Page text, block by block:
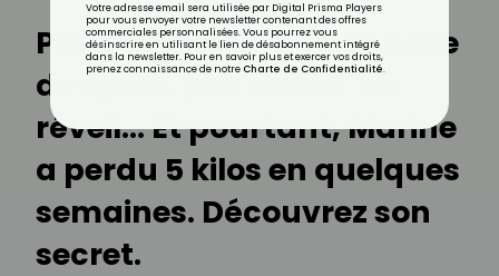
Pas de footing, pas de salle
de sport, pas de HIIT au
réveil… Et pourtant, Marine
a perdu 5 kilos en quelques
semaines. Découvrez son
secret.
Votre adresse email sera utilisée par Digital Prisma Players
pour vous envoyer votre newsletter contenant des offres
commerciales personnalisées. Vous pourrez vous
désinscrire en utilisant le lien de désabonnement intégré
dans la newsletter. Pour en savoir plus et exercer vos droits,
prenez connaissance de notre Charte de Confidentialité.